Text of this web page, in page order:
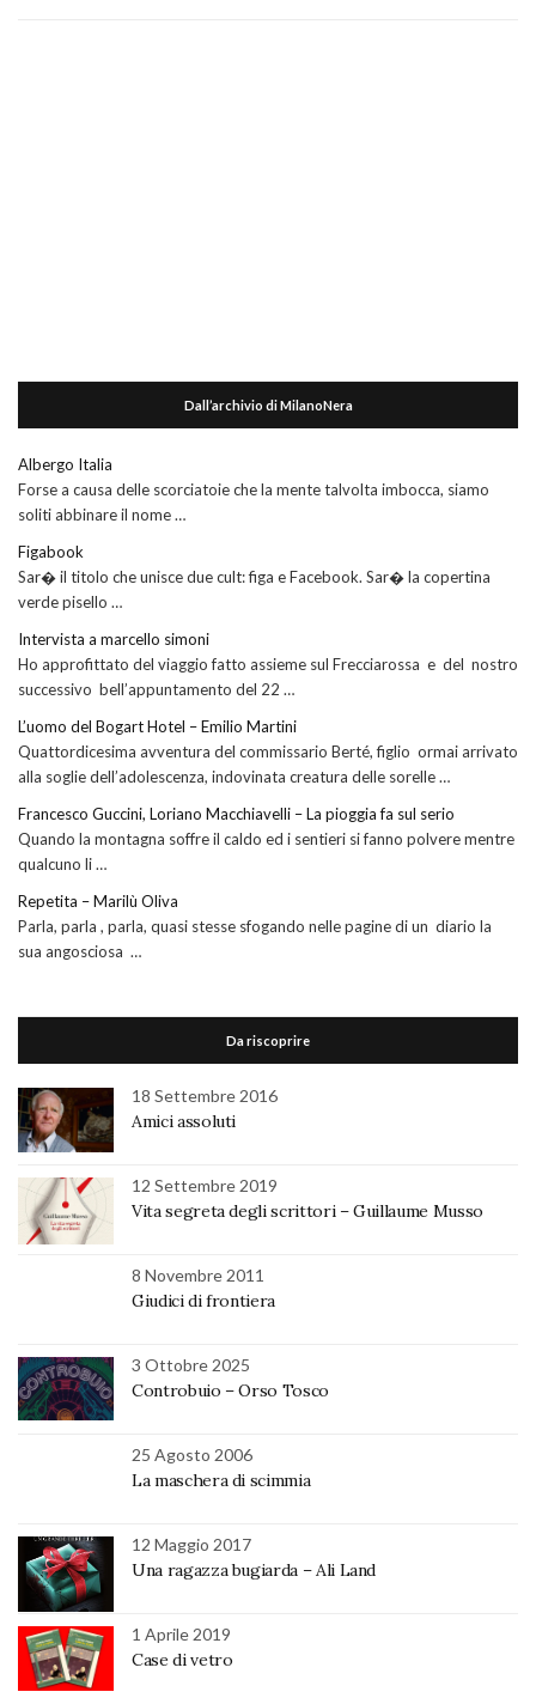
Dall’archivio di MilanoNera
Albergo Italia
Forse a causa delle scorciatoie che la mente talvolta imbocca, siamo
soliti abbinare il nome …
Figabook
Sar� il titolo che unisce due cult: figa e Facebook. Sar� la copertina
verde pisello …
Intervista a marcello simoni
Ho approfittato del viaggio fatto assieme sul Frecciarossa e del nostro
successivo bell’appuntamento del 22 …
L’uomo del Bogart Hotel – Emilio Martini
Quattordicesima avventura del commissario Berté, figlio ormai arrivato
alla soglie dell’adolescenza, indovinata creatura delle sorelle …
Francesco Guccini, Loriano Macchiavelli – La pioggia fa sul serio
Quando la montagna soffre il caldo ed i sentieri si fanno polvere mentre
qualcuno li …
Repetita – Marilù Oliva
Parla, parla , parla, quasi stesse sfogando nelle pagine di un diario la
sua angosciosa …
Da riscoprire
18 Settembre 2016
Amici assoluti
12 Settembre 2019
Vita segreta degli scrittori – Guillaume Musso
8 Novembre 2011
Giudici di frontiera
3 Ottobre 2025
Controbuio – Orso Tosco
25 Agosto 2006
La maschera di scimmia
12 Maggio 2017
Una ragazza bugiarda – Ali Land
1 Aprile 2019
Case di vetro